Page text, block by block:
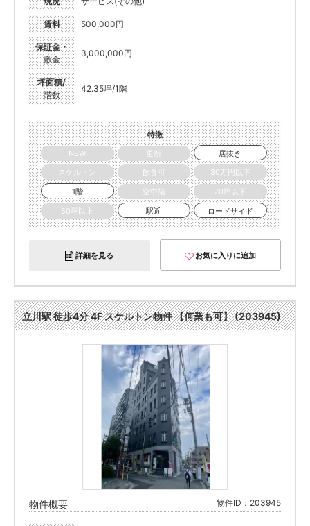
賃料 500,000円
保証金・
敷金
3,000,000円
坪面積/
階数
42.35坪/1階
特徴
NEW
更新
居抜き
スケルトン
飲食可
30万円以下
1階
空中階
20坪以下
50坪以上
駅近 ロードサイド
詳細を見る お気に入りに追加
立川駅 徒歩4分 4F スケルトン物件 【何業も可】 (203945)
物件概要 物件ID：203945